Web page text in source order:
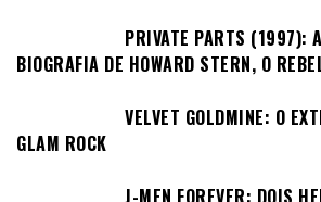
PRIVATE PARTS (1997):
BIOGRAFIA DE HOWARD STERN, O
VELVET GOLDMINE: O
GLAM ROCK
J-MEN FOREVER: DOIS